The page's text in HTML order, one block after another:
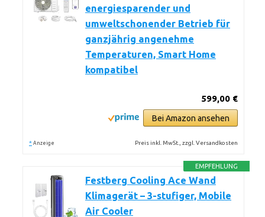
energiesparender und
umweltschonender Betrieb für
ganzjährig angenehme
Temperaturen, Smart Home
kompatibel
599,00 €
Bei Amazon ansehen
* Anzeige Preis inkl. MwSt., zzgl. Versandkosten
EMPFEHLUNG
Festberg Cooling Ace Wand
Klimagerät – 3-stufiger, Mobile
Air Cooler